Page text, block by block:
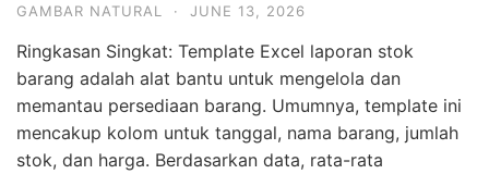
GAMBAR NATURAL
· JUNE 13, 2026
Ringkasan Singkat: Template Excel laporan stok
barang adalah alat bantu untuk mengelola dan
memantau persediaan barang. Umumnya, template ini
mencakup kolom untuk tanggal, nama barang, jumlah
stok, dan harga. Berdasarkan data, rata-rata